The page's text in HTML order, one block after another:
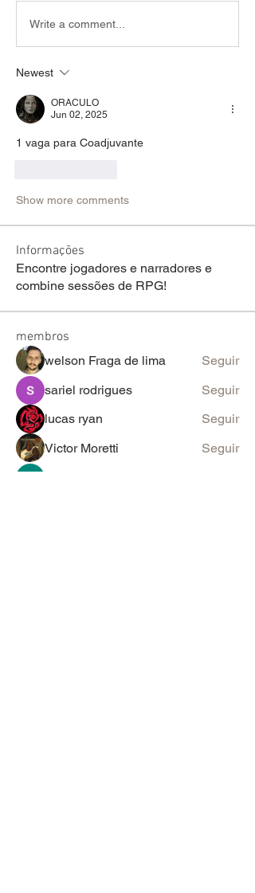
Write a comment...
Newest
ORACULO
Jun 02, 2025
1 vaga para Coadjuvante
Show more comments
Informações
Encontre jogadores e narradores e
combine sessões de RPG!
membros
welson Fraga de lima
Seguir
sariel rodrigues
Seguir
lucas ryan
Seguir
Victor Moretti
Seguir